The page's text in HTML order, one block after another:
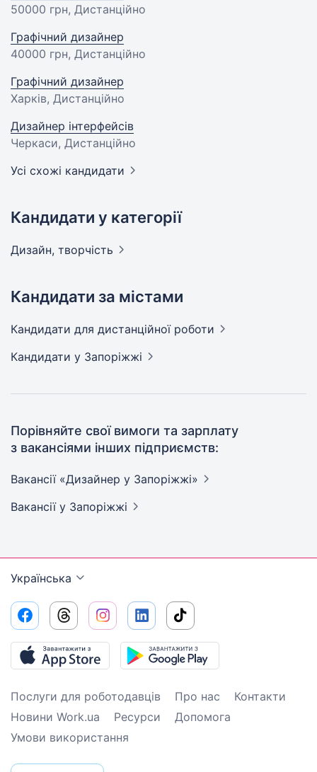
50000 грн, Дистанційно
Графічний дизайнер
40000 грн, Дистанційно
Графічний дизайнер
Харків, Дистанційно
Дизайнер інтерфейсів
Черкаси, Дистанційно
Усі схожі кандидати
Кандидати у категорії
Дизайн, творчість
Кандидати за містами
Кандидати для дистанційної роботи
Кандидати у Запоріжжі
Порівняйте свої вимоги та зарплату
з вакансіями інших підприємств:
Вакансії «Дизайнер у Запоріжжі»
Вакансії у Запоріжжі
Українська
Послуги для роботодавців Про нас
Контакти
Новини Work.ua
Ресурси
Допомога
Умови використання